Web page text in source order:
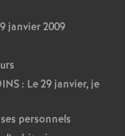
janvier 2009
: Le 29 janvier, je
personnels